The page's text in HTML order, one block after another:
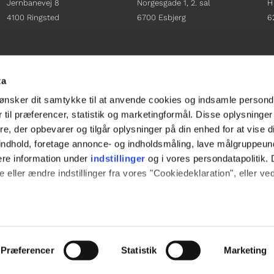
ønsker dit samtykke til at anvende cookies og indsamle
til præferencer, statistik og marketingformål. Disse
der opbevarer og tilgår oplysninger på din enhed for at vise
foretage annonce- og indholdsmåling, lave
information under indstillinger og i vores persondatapolitik.
eller ændre indstillinger fra vores "Cookiedeklaration", eller
vores indhold og annoncer, til at vise dig funktioner til
Vi deler også oplysninger om din brug af vores hjemmeside
Præferencer Statistik Marketing
Jernbanevej 8
4100 Ringsted
sacha.lw@gladfonden.dk
Norgesgade 1, 2. sal
6700 Esbjerg
sanne.h@gladfonden.dk
   